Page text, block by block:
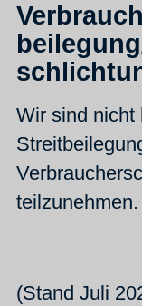
Wir sind nicht
teilzunehmen.
(Stand Juli